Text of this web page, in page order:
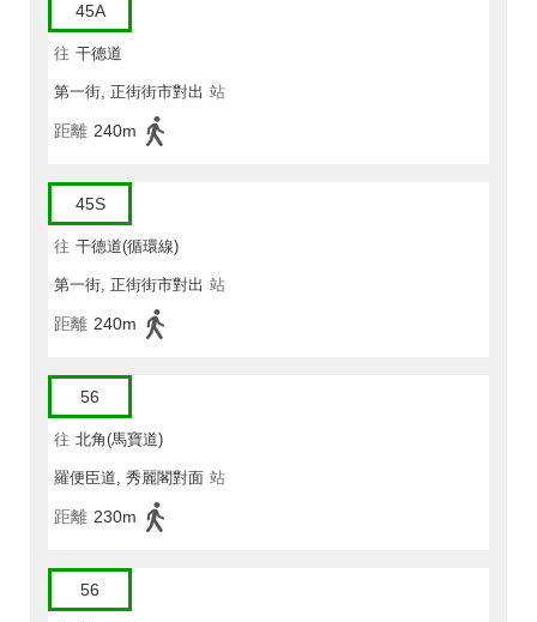
45A
往 干德道
第一街, 正街街市對出 站
距離 240m
45S
往 干德道(循環線)
第一街, 正街街市對出 站
距離 240m
56
往 北角(馬寶道)
羅便臣道, 秀麗閣對面 站
距離 230m
56